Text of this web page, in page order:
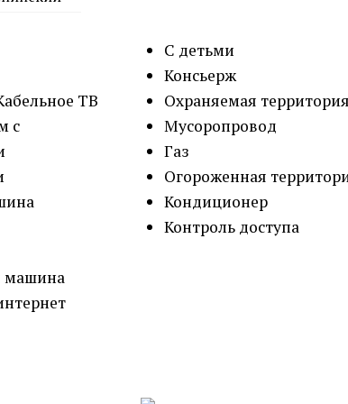
ТВ
с
машина
С детьми
Консьерж
Охраняемая
Мусоропровод
Газ
Огороженная
Кондиционер
Контроль доступа